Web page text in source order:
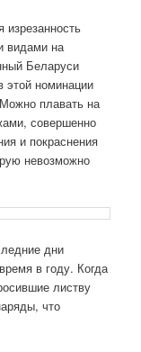
изрезанность
видами на
Беларуси
номинации
плавать на
совершенно
и покраснения
невозможно
дни
в году. Когда
листву
что